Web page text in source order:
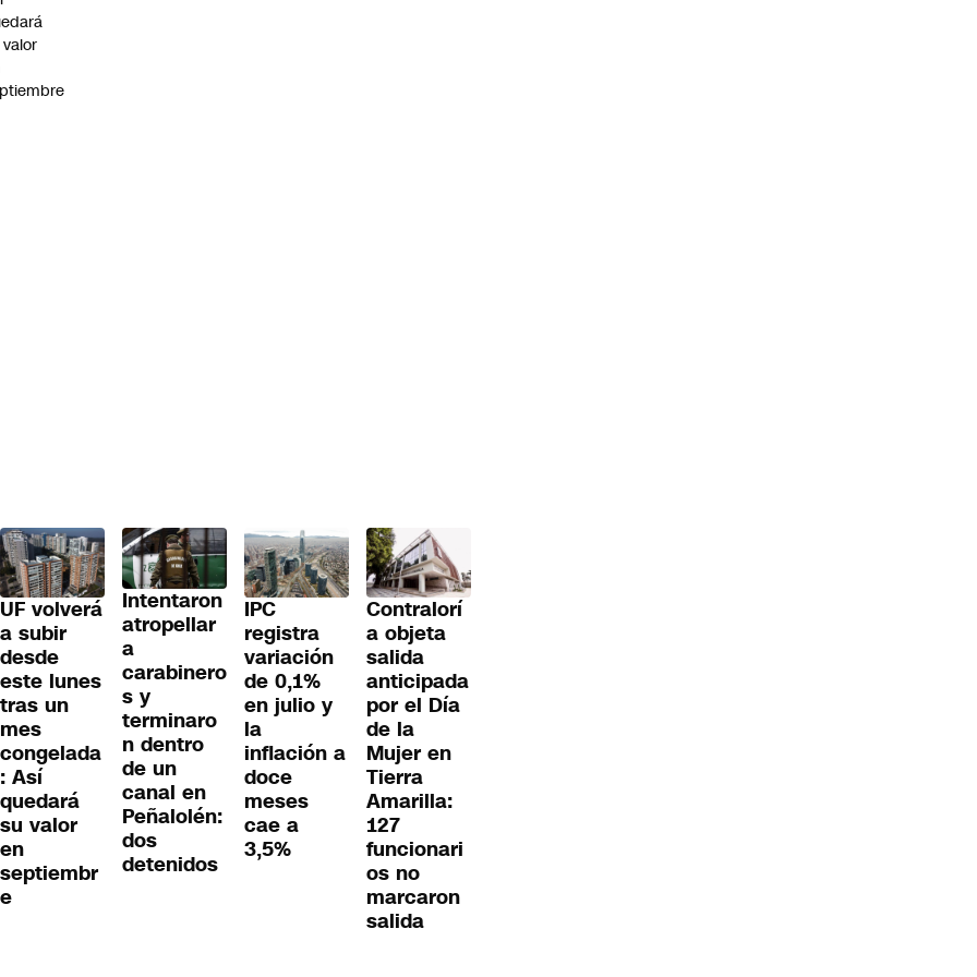
UF volverá
a subir
desde
este lunes
tras un
mes
congelada
: Así
quedará
su valor
en
septiembr
e
Intentaron
atropellar
a
carabinero
s y
terminaro
n dentro
de un
canal en
Peñalolén:
dos
detenidos
IPC
registra
variación
de 0,1%
en julio y
la
inflación a
doce
meses
cae a
3,5%
Contralorí
a objeta
salida
anticipada
por el Día
de la
Mujer en
Tierra
Amarilla:
127
funcionari
os no
marcaron
salida